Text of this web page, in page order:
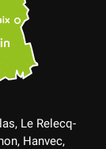
Le Relecq-
Hanvec,